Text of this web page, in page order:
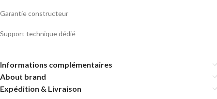
Garantie constructeur
Support technique dédié
Informations complémentaires
About brand
Expédition & Livraison